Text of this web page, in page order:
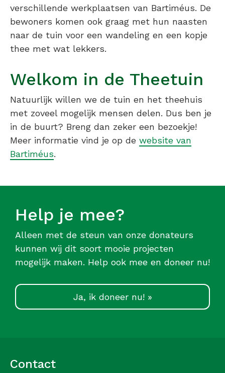
verschillende werkplaatsen van Bartiméus. De
bewoners komen ook graag met hun naasten
naar de tuin voor een wandeling en een kopje
thee met wat lekkers.
Welkom in de Theetuin
Natuurlijk willen we de tuin en het theehuis
met zoveel mogelijk mensen delen. Dus ben je
in de buurt? Breng dan zeker een bezoekje!
Meer informatie vind je op de website van
Bartiméus.
Help je mee?
Alleen met de steun van onze donateurs
kunnen wij dit soort mooie projecten
mogelijk maken. Help ook mee en doneer nu!
Ja, ik doneer nu! »
Contact